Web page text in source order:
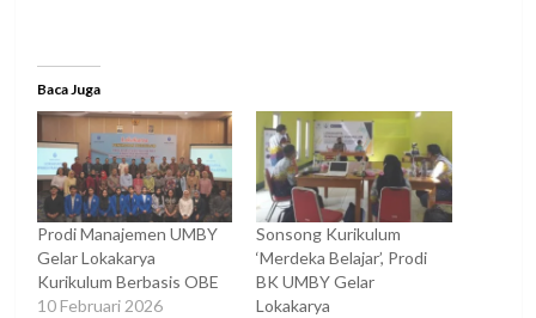
Baca Juga
Prodi Manajemen UMBY
Gelar Lokakarya
Kurikulum Berbasis OBE
10 Februari 2026
Sonsong Kurikulum
‘Merdeka Belajar’, Prodi
BK UMBY Gelar
Lokakarya